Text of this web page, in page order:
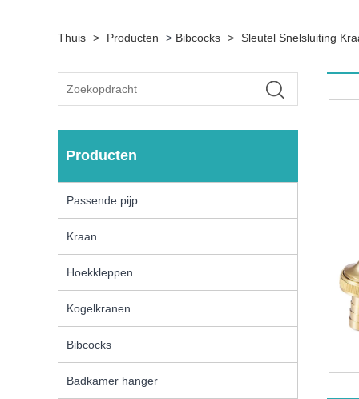
Thuis > Producten > Bibcocks > Sleutel Snelsluiting
Producten
Passende pijp
Kraan
Hoekkleppen
Kogelkranen
Bibcocks
Badkamer hanger